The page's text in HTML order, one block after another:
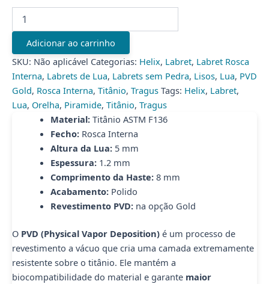
LUA
PIRAMID
LISA
TIT
(CX38)
quantidade
Adicionar ao carrinho
SKU: Não aplicável Categorias: Helix, Labret, Labret Rosca
Interna, Labrets de Lua, Labrets sem Pedra, Lisos, Lua, PVD
Gold, Rosca Interna, Titânio, Tragus Tags: Helix, Labret,
Lua, Orelha, Piramide, Titânio, Tragus
Material:Titânio ASTM F136
Fecho:Rosca Interna
Altura da Lua: 5 mm
Espessura:1.2 mm
Comprimento da Haste:8 mm
Acabamento:Polido
Revestimento PVD:na opção Gold
O PVD (Physical Vapor Deposition) é um processo de
revestimento a vácuo que cria uma camada extremamente
resistente sobre o titânio. Ele mantém a
biocompatibilidade do material e garante maior